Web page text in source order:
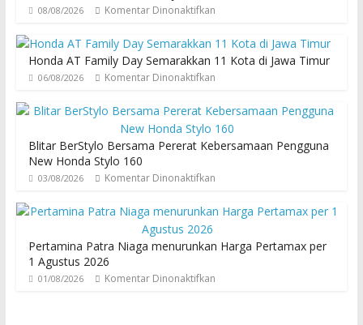
08/08/2026 Komentar Dinonaktifkan
Honda AT Family Day Semarakkan 11 Kota di Jawa Timur
06/08/2026 Komentar Dinonaktifkan
Blitar BerStylo Bersama Pererat Kebersamaan Pengguna
New Honda Stylo 160
03/08/2026 Komentar Dinonaktifkan
Pertamina Patra Niaga menurunkan Harga Pertamax per
1 Agustus 2026
01/08/2026 Komentar Dinonaktifkan